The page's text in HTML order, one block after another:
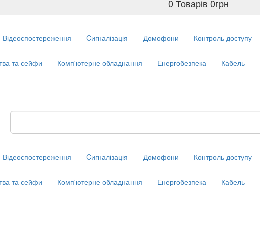
0 Товарів 0грн
Відеоспостереження Cигналізація Домофони Контроль доступу
та сейфи Комп'ютерне обладнання Енергобезпека Кабель
Відеоспостереження Cигналізація Домофони Контроль доступу
та сейфи Комп'ютерне обладнання Енергобезпека Кабель